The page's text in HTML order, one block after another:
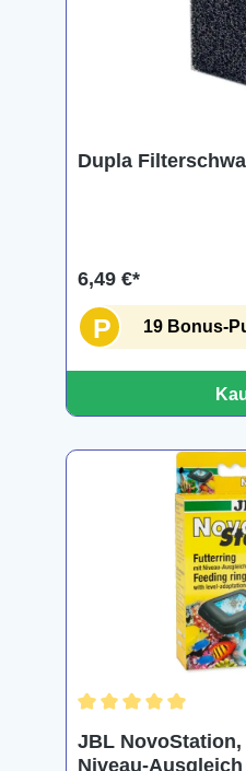
Dupla
6,49 €*
P 19 Bonus-
JBL
Niveau-Ausgleich